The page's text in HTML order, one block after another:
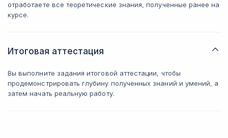
отработаете все теоретические знания, полученные ранее на
курсе.
Итоговая аттестация
Вы выполните задания итоговой аттестации, чтобы
продемонстрировать глубину полученных знаний и умений, а
затем начать реальную работу.